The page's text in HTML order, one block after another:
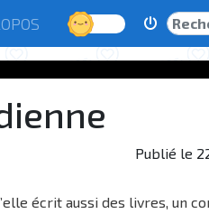
Jour
Publié le
écrit aussi des livres, un